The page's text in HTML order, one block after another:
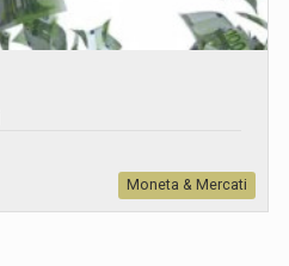
Moneta & Mercati